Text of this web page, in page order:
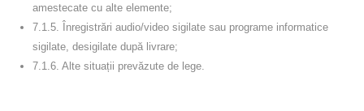
amestecate cu alte elemente;
7.1.5.
Înregistrări audio/video sigilate sau programe informatice
sigilate, desigilate după livrare;
7.1.6. Alte situații prevăzute de lege.